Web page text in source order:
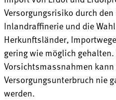
Versorgungsrisiko durch
Inlandraffinerie und die
Herkunftsländer,
gering wie möglich
Vorsichtsmassnahmen
Versorgungsunterbruch nie
werden.